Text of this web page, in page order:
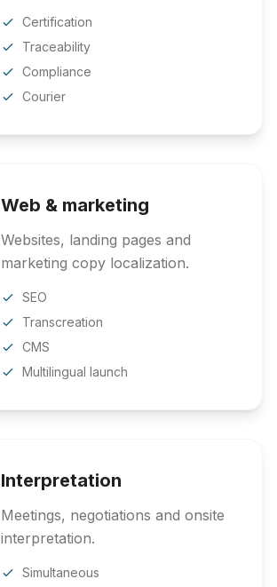
Certification
Traceability
Compliance
Courier
Web & marketing
Websites, landing pages and
marketing copy localization.
SEO
Transcreation
CMS
Multilingual launch
Interpretation
Meetings, negotiations and onsite
interpretation.
Simultaneous